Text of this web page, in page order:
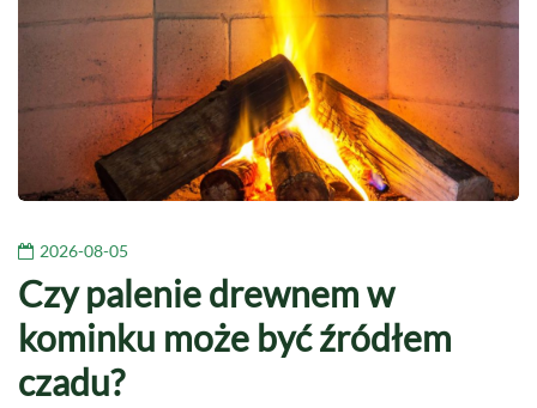
2026-08-05
Czy palenie drewnem w
kominku może być źródłem
czadu?